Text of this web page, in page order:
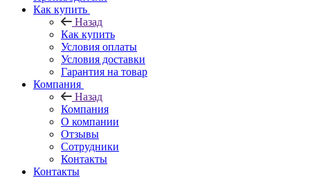
Как купить
Назад
Как купить
Условия оплаты
Условия доставки
Гарантия на товар
Компания
Назад
Компания
О компании
Отзывы
Сотрудники
Контакты
Контакты